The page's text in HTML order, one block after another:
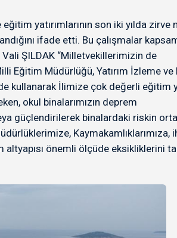
yatırımlarının son iki yılda zirve
ifade etti. Bu çalışmalar
ŞILDAK “Milletvekillerimizin de
Eğitim Müdürlüğü, Yatırım İzleme
İlimize çok değerli eğitim
okul binalarımızın deprem
güçlendirilerek binalardaki riskin
önemli ölçüde eksikliklerini